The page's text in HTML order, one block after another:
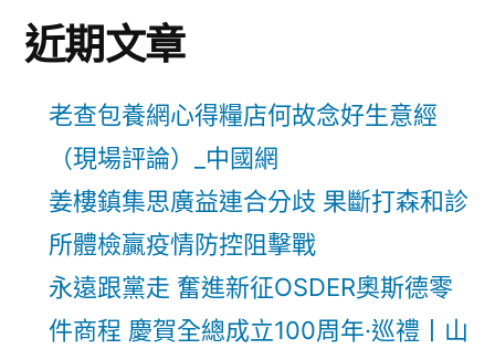
近期文章
老查包養網心得糧店何故念好生意經
（現場評論）_中國網
姜樓鎮集思廣益連合分歧 果斷打森和診
所體檢贏疫情防控阻擊戰
永遠跟黨走 奮進新征OSDER奧斯德零
件商程 慶賀全總成立100周年·巡禮丨山